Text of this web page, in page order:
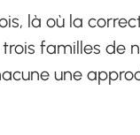
là où la
familles de
une